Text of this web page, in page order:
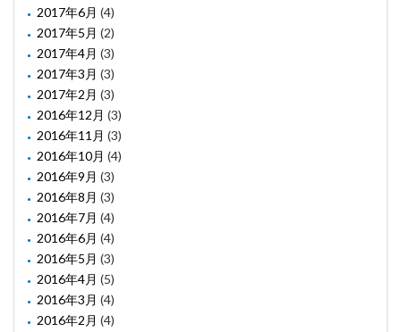
2017年6月 (4)
2017年5月 (2)
2017年4月 (3)
2017年3月 (3)
2017年2月 (3)
2016年12月 (3)
2016年11月 (3)
2016年10月 (4)
2016年9月 (3)
2016年8月 (3)
2016年7月 (4)
2016年6月 (4)
2016年5月 (3)
2016年4月 (5)
2016年3月 (4)
2016年2月 (4)